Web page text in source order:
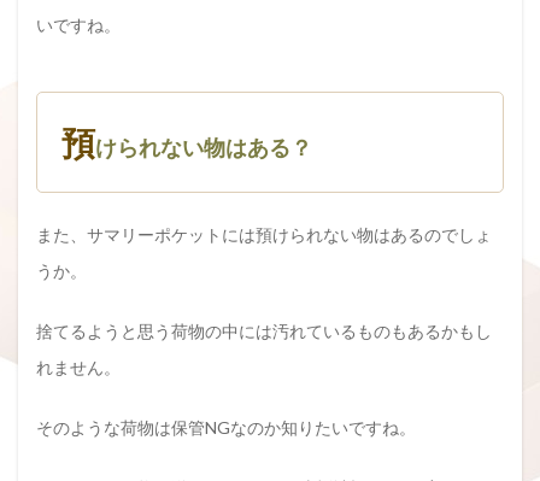
いですね。
預けられない物はある？
また、サマリーポケットには預けられない物はあるのでしょ
うか。
捨てるようと思う荷物の中には汚れているものもあるかもし
れません。
そのような荷物は保管NGなのか知りたいですね。